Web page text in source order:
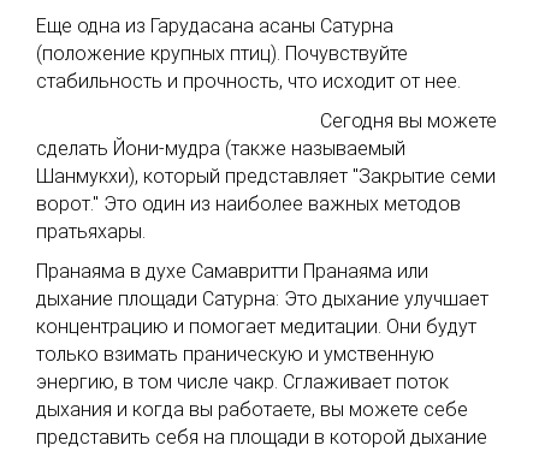
Еще одна из Гарудасана асаны Сатурна
(положение крупных птиц). Почувствуйте
стабильность и прочность, что исходит от нее.
Сегодня вы можете
сделать Йони-мудра (также называемый
Шанмукхи), который представляет "Закрытие семи
ворот." Это один из наиболее важных методов
пратьяхары.
Пранаяма в духе Самавритти Пранаяма или
дыхание площади Сатурна: Это дыхание улучшает
концентрацию и помогает медитации. Они будут
только взимать праническую и умственную
энергию, в том числе чакр. Сглаживает поток
дыхания и когда вы работаете, вы можете себе
представить себя на площади в которой дыхание